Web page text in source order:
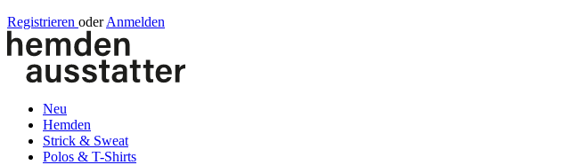
Registrieren oder Anmelden
Neu
Hemden
Strick & Sweat
Polos & T-Shirts